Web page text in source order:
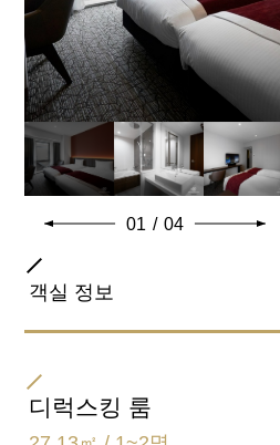
01 / 04
객실 정보
트윈
디럭스킹 룸